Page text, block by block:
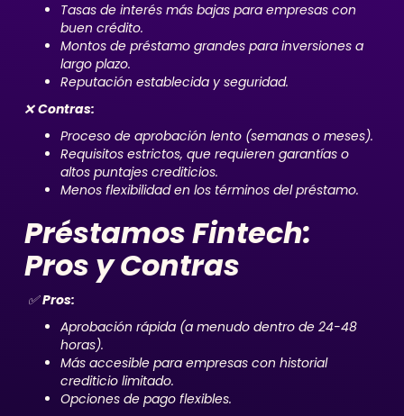
Tasas de interés más bajas para empresas con
buen crédito.
Montos de préstamo grandes para inversiones a
largo plazo.
Reputación establecida y seguridad.
❌Contras:
Proceso de aprobación lento (semanas o meses).
Requisitos estrictos, que requieren garantías o
altos puntajes crediticios.
Menos flexibilidad en los términos del préstamo.
Préstamos Fintech:
Pros y Contras
✅Pros:
Aprobación rápida (a menudo dentro de 24-48
horas).
Más accesible para empresas con historial
crediticio limitado.
Opciones de pago flexibles.